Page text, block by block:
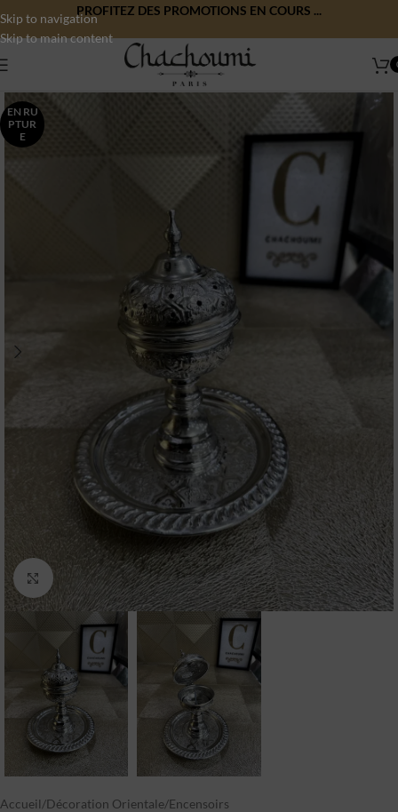
Skip to navigation
Skip to main content
PROFITEZ DES PROMOTIONS EN COURS ...
EN RU
PTUR
E
Click to enlarge
Accueil/Décoration Orientale/Encensoirs